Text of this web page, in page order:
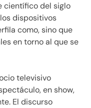
científico del siglo
dispositivos
como, sino que
en torno al que se
televisivo
en show,
El discurso